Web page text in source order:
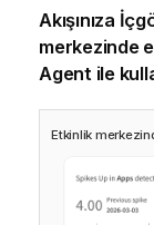
Akışınıza
merkezinde
Agentile
Etkinlik